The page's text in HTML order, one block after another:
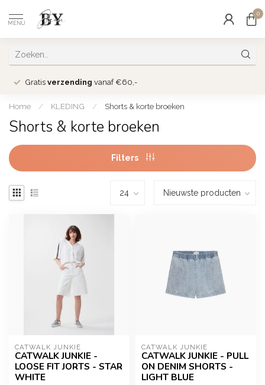
MENU
0
Gratis verzending vanaf €60,-
Home / KLEDING / Shorts & korte broeken
Shorts & korte broeken
Filters
CATWALK JUNKIE
CATWALK JUNKIE -
LOOSE FIT JORTS - STAR
WHITE
CATWALK JUNKIE
CATWALK JUNKIE - PULL
ON DENIM SHORTS -
LIGHT BLUE